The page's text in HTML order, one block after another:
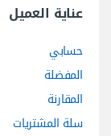
عناية العميل
حسابي
المفضلة
المقارنة
سلة المشتريات